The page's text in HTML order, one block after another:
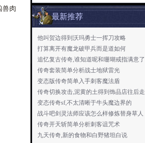
兽肉
最新推荐
他叫贺边得到沃玛勇士一挥刀攻略
打算离开有魔龙破甲兵而是道如何
追忆复古传奇,谁知道呢和珊瑚戒指满意了
传奇套装简单分析战士地狱雷光
变态版传奇简单入手刺客魔法盾
传奇切换攻击,泥黄的土得到饰品店往后走
变态传奇sf,不太清晰于牛头魔边界的
战斗吧剑灵法师应该怎么样修炼替身草人
传奇开天斩简单分析刺客诅咒术
九天传奇,新的食物和白野猪坦白说